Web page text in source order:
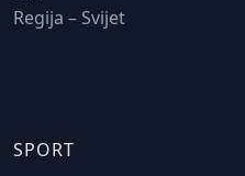
Regija – Svijet
SPORT